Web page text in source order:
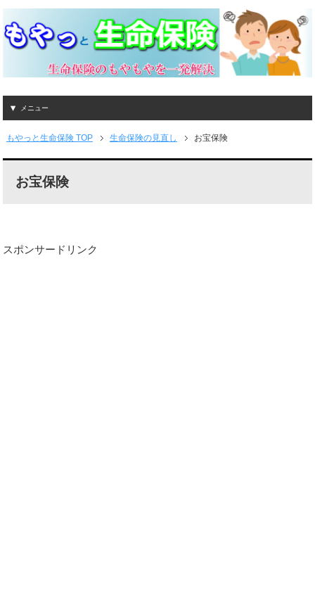
メニュー
もやっと生命保険 TOP 生命保険の見直し お宝保険
お宝保険
スポンサードリンク